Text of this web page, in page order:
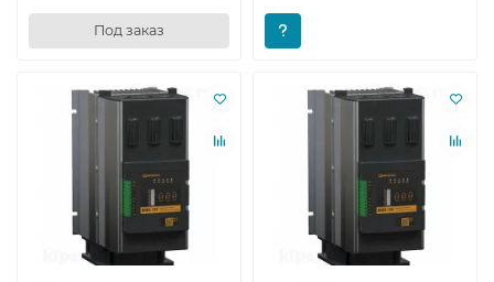
Под заказ